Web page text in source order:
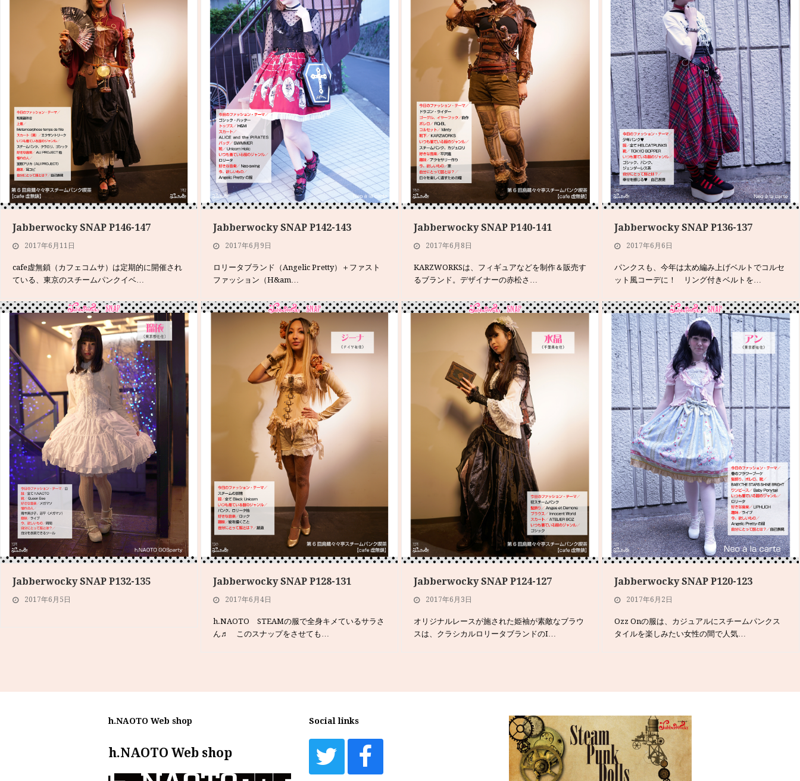
Jabberwocky SNAP P146-147
2017年6月11日
cafe虚無鎖（カフェコムサ）は定期的に開催され
ている、東京のスチームパンクイベ…
Jabberwocky SNAP P142-143
2017年6月9日
ロリータブランド（Angelic Pretty）＋ファスト
ファッション（H&am…
Jabberwocky SNAP P140-141
2017年6月8日
KARZWORKSは、フィギュアなどを制作＆販売す
るブランド。デザイナーの赤松さ…
Jabberwocky SNAP P136-137
2017年6月6日
パンクスも、今年は太め編み上げベルトでコルセ
ット風コーデに！ リング付きベルトを…
Jabberwocky SNAP P132-135
2017年6月5日
Jabberwocky SNAP P128-131
2017年6月4日
h.NAOTO STEAMの服で全身キメているサラさ
ん♬ このスナップをさせても…
Jabberwocky SNAP P124-127
2017年6月3日
オリジナルレースが施された姫袖が素敵なブラウ
スは、クラシカルロリータブランドのI…
Jabberwocky SNAP P120-123
2017年6月2日
Ozz Onの服は、カジュアルにスチームパンクス
タイルを楽しみたい女性の間で人気…
h.NAOTO Web shop
h.NAOTO Web shop
Social links
TwitterFacebook